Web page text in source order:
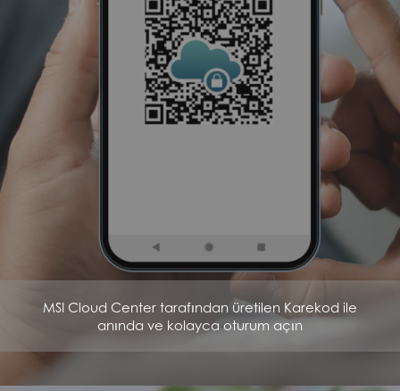
MSI Cloud Center tarafından üretilen Karekod ile
anında ve kolayca oturum açın